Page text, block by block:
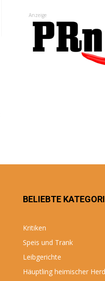
Anzeige
BELIEBTE
Kritiken
Speis und Trank
Leibgerichte
Häuptling heimischer Herd